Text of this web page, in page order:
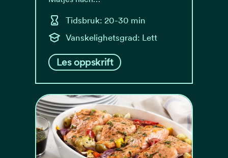
Tidsbruk: 20-30 min
Vanskelighetsgrad: Lett
Les oppskrift